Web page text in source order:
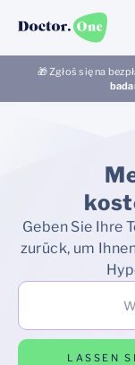
🎁 Zgłoś się na
Geben Sie Ihre
zurück, um
LASSEN